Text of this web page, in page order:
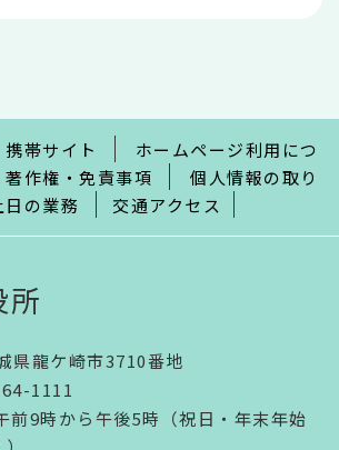
携帯サイト
ホームページ利用につ
著作権・免責事項
個人情報の取り
の業務 交通アクセス
所
龍ケ崎市3710番地
1111
前9時から午後5時（祝日・年末年始